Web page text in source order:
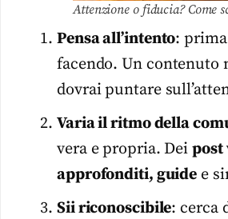
Attenzione o fiducia? Come
Pensa all’intento:
facendo. Un contenuto
dovrai puntare
Varia il ritmo della
vera e propria. Dei post
approfonditi, guide e
Sii riconoscibile: cerca